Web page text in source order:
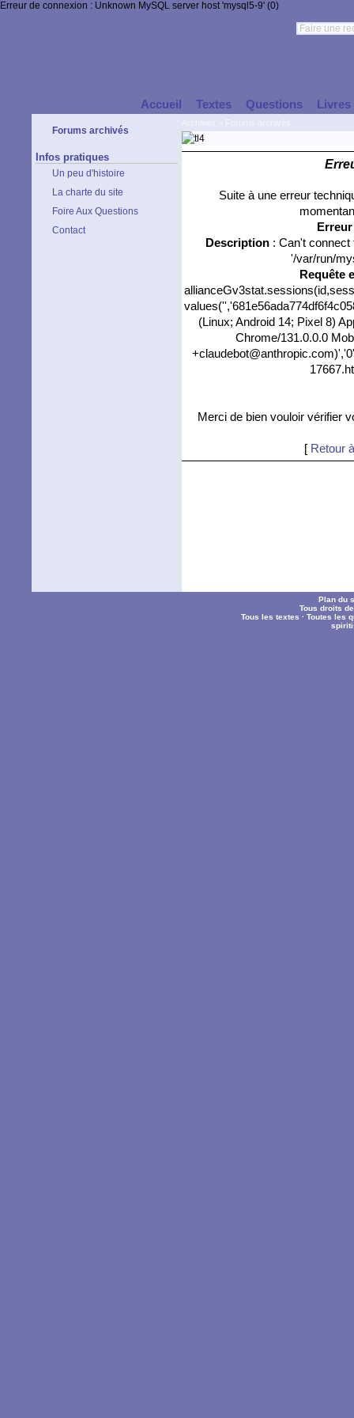
Erreur de connexion : Unknown MySQL server host 'mysql5-9' (0)
Accueil Textes Questions Livres
Forums archivés
Infos pratiques
Un peu d'histoire
La charte du site
Foire Aux Questions
Contact
Suite à une erreur
Description: Can't connect
'/var/run/
Requête
(Linux; Android 14; Pixel 8)
Chrome/131.0.0.0
Merci de bien vouloir vérifier
[ Retour
Plan du
Tous droits
Tous les textes ·Toutes les